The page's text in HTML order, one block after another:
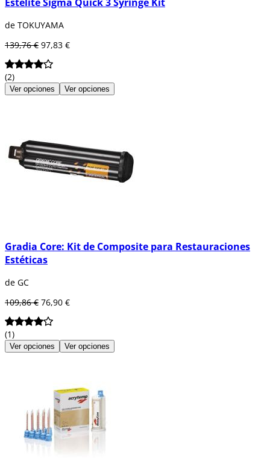
de TOKUYAMA
139,76 € 97,83 €
(2)
Ver opciones Ver opciones
Gradia Core: Kit de Composite para Restauraciones
Estéticas
de GC
109,86 € 76,90 €
(1)
Ver opciones Ver opciones